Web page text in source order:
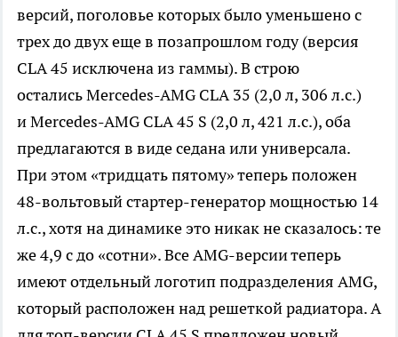
версий, поголовье которых было уменьшено с
трех до двух еще в позапрошлом году (версия
CLA 45 исключена из гаммы). В строю
остались Mercedes-AMG CLA 35 (2,0 л, 306 л.с.)
и Mercedes-AMG CLA 45 S (2,0 л, 421 л.с.), оба
предлагаются в виде седана или универсала.
При этом «тридцать пятому» теперь положен
48-вольтовый стартер-генератор мощностью 14
л.с., хотя на динамике это никак не сказалось: те
же 4,9 с до «сотни». Все AMG-версии теперь
имеют отдельный логотип подразделения AMG,
который расположен над решеткой радиатора. А